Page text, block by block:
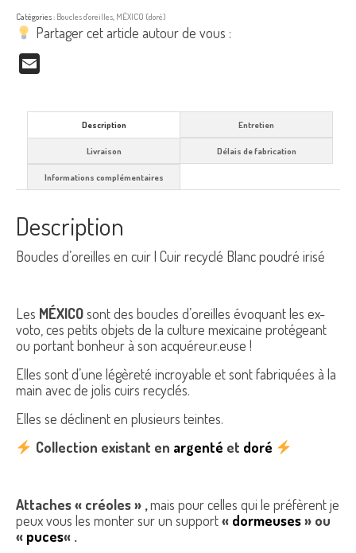
Catégories : Boucles d'oreilles, MÉXICO (doré)
Partager cet article autour de vous :
Description Entretien
Livraison Délais de fabrication
Informations complémentaires
Description
Boucles d’oreilles en cuir | Cuir recyclé Blanc poudré irisé
Les MÉXICOsont des boucles d’oreilles évoquant les ex-
voto, ces petits objets de la culture mexicaine protégeant
ou portant bonheur à son acquéreur.euse !
Elles sont d’une légèreté incroyable et sont fabriquées à la
main avec de jolis cuirs recyclés.
Elles se déclinent en plusieurs teintes.
Collection existant en argenté et doré
Attaches « créoles » ,mais pour celles qui le préfèrent je
peux vous les monter sur un support« dormeuses» ou
« puces« .